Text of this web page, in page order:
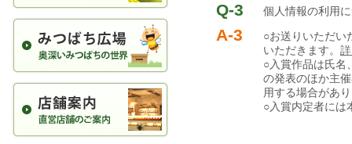
Q-3 個人情報の利用
A-3
○お送りいただい
いただきます。
○入賞作品は氏名
の発表のほか主
用する場合があ
○入賞内定者には